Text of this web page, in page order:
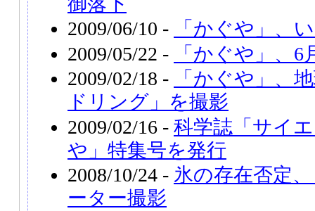
2009/06/10 -
「かぐや」、
2009/05/22 -
「かぐや」、
2009/02/18 -
「かぐや」、
ドリング」を撮影
2009/02/16 - 科学誌「サイ
や」特集号を発行
2008/10/24 - 氷の存在否定
ーター撮影